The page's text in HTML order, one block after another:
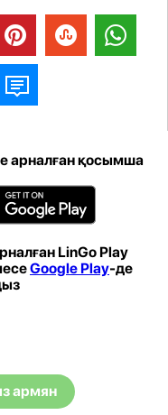
арналған қосымша
LinGo Play
Google Play-де
армян